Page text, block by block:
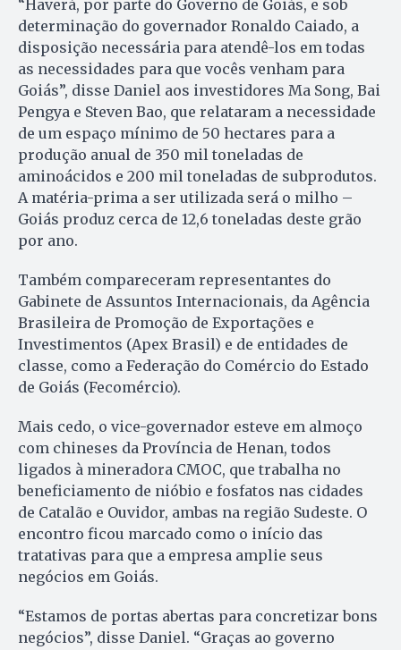
“Haverá, por parte do Governo de Goiás, e sob
determinação do governador Ronaldo Caiado, a
disposição necessária para atendê-los em todas
as necessidades para que vocês venham para
Goiás”, disse Daniel aos investidores Ma Song, Bai
Pengya e Steven Bao, que relataram a necessidade
de um espaço mínimo de 50 hectares para a
produção anual de 350 mil toneladas de
aminoácidos e 200 mil toneladas de subprodutos.
A matéria-prima a ser utilizada será o milho –
Goiás produz cerca de 12,6 toneladas deste grão
por ano.
Também compareceram representantes do
Gabinete de Assuntos Internacionais, da Agência
Brasileira de Promoção de Exportações e
Investimentos (Apex Brasil) e de entidades de
classe, como a Federação do Comércio do Estado
de Goiás (Fecomércio).
Mais cedo, o vice-governador esteve em almoço
com chineses da Província de Henan, todos
ligados à mineradora CMOC, que trabalha no
beneficiamento de nióbio e fosfatos nas cidades
de Catalão e Ouvidor, ambas na região Sudeste. O
encontro ficou marcado como o início das
tratativas para que a empresa amplie seus
negócios em Goiás.
“Estamos de portas abertas para concretizar bons
negócios”, disse Daniel. “Graças ao governo